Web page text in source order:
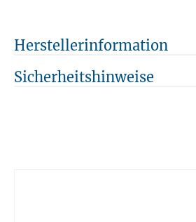
Herstellerinformation
Sicherheitshinweise